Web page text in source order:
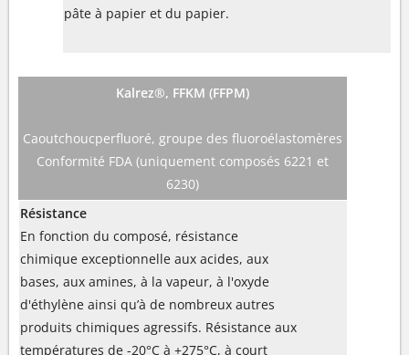
pâte à papier et du papier.
Kalrez®, FFKM (FFPM)
Caoutchoucperfluoré, groupe des fluoroélastomères
Conformité FDA (uniquement composés 6221 et
6230)
Résistance
En fonction du composé, résistance
chimique exceptionnelle aux acides, aux
bases, aux amines, à la vapeur, à l'oxyde
d'éthylène ainsi qu’à de nombreux autres
produits chimiques agressifs. Résistance aux
températures de -20°C à +275°C, à court